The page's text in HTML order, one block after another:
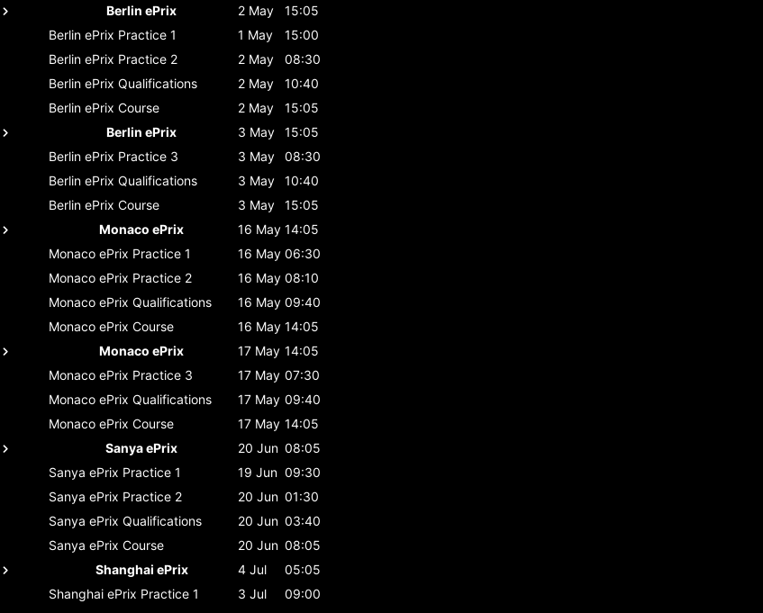
Berlin ePrix
2 May
15:05
Berlin ePrix Practice 1 1 May
15:00
Berlin ePrix Practice 2 2 May
08:30
Berlin ePrix Qualifications 2 May
10:40
Berlin ePrix Course 2 May
15:05
Berlin ePrix
3 May
15:05
Berlin ePrix Practice 3 3 May
08:30
Berlin ePrix Qualifications 3 May
10:40
Berlin ePrix Course 3 May
15:05
Monaco ePrix
16 May 14:05
Monaco ePrix Practice 1 16 May 06:30
Monaco ePrix Practice 2 16 May 08:10
Monaco ePrix Qualifications 16 May 09:40
Monaco ePrix Course 16 May 14:05
Monaco ePrix
17 May 14:05
Monaco ePrix Practice 3 17 May 07:30
Monaco ePrix Qualifications 17 May 09:40
Monaco ePrix Course 17 May 14:05
Sanya ePrix
20 Jun 08:05
Sanya ePrix Practice 1 19 Jun 09:30
Sanya ePrix Practice 2 20 Jun 01:30
Sanya ePrix Qualifications 20 Jun 03:40
Sanya ePrix Course 20 Jun 08:05
Shanghai ePrix
4 Jul
05:05
Shanghai ePrix Practice 1 3 Jul
09:00